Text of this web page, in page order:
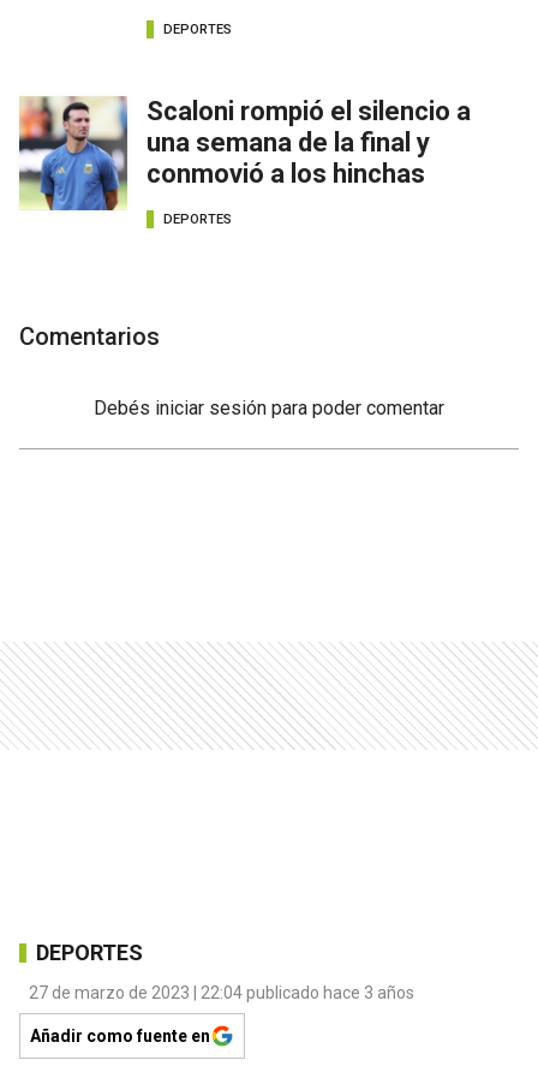
DEPORTES
Scaloni rompió el silencio a
una semana de la final y
conmovió a los hinchas
DEPORTES
Comentarios
Debés iniciar sesión para poder comentar
DEPORTES
27 de marzo de 2023 | 22:04 publicado hace 3 años
Añadir como fuente en